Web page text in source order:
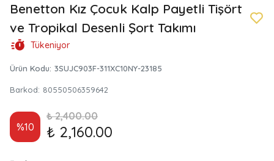
Benetton Kız Çocuk Kalp Payetli Tişört
ve Tropikal Desenli Şort Takımı
Tükeniyor
Ürün Kodu: 3SUJC903F-311XC10NY-23185
Barkod: 80550506359642
%10
₺ 2,400.00
₺ 2,160.00